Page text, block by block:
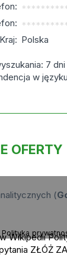
Kraj: Polska
7 dni
w
OFERTY
(
Polityka
Wikipedii
ZŁÓŻ